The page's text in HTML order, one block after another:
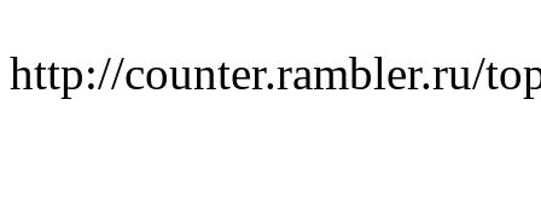
http://counter.rambler.ru/